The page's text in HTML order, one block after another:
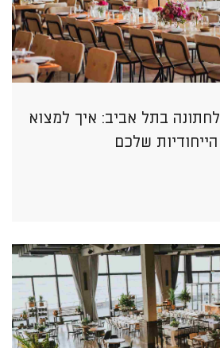
בתל אביב: איך למצוא
שלכם